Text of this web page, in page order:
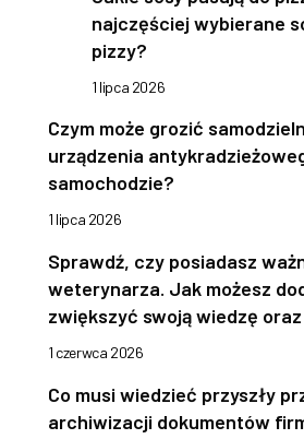
najczęściej wybierane
pizzy?
1 lipca 2026
Czym może grozić
urządzenia
samochodzie?
1 lipca 2026
Sprawdź, czy posiadasz
weterynarza. Jak możesz
zwiększyć swoją wiedzę
1 czerwca 2026
Co musi wiedzieć przyszły
archiwizacji dokumentów